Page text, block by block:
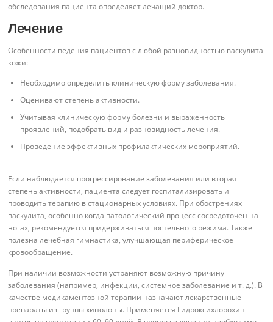
обследования пациента определяет лечащий доктор.
Лечение
Особенности ведения пациентов с любой разновидностью васкулита
кожи:
Необходимо определить клиническую форму заболевания.
Оценивают степень активности.
Учитывая клиническую форму болезни и выраженность
проявлений, подобрать вид и разновидность лечения.
Проведение эффективных профилактических мероприятий.
Если наблюдается прогрессирование заболевания или вторая
степень активности, пациента следует госпитализировать и
проводить терапию в стационарных условиях. При обострениях
васкулита, особенно когда патологический процесс сосредоточен на
ногах, рекомендуется придерживаться постельного режима. Также
полезна лечебная гимнастика, улучшающая периферическое
кровообращение.
При наличии возможности устраняют возможную причину
заболевания (например, инфекции, системное заболевание и т. д.). В
качестве медикаментозной терапии назначают лекарственные
препараты из группы хинолоны. Применяется Гидроксихлорохин